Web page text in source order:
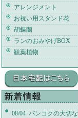
アレンジメント
お祝い用スタンド花
胡蝶蘭
ランのおみやげBOX
観葉植物
08/04 バンコクの大切な